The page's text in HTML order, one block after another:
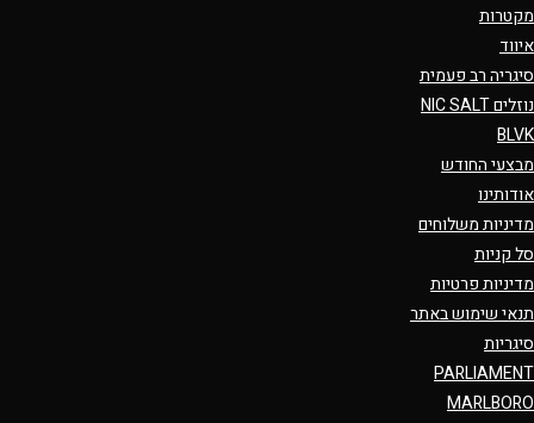
מקטרות
איווד
סיגריה רב פעמית
נוזלים NIC SALT
BLVK
מבצעי החודש
אודותינו
מדיניות משלוחים
סל קניות
מדיניות פרטיות
תנאי שימוש באתר
סיגריות
PARLIAMENT
MARLBORO